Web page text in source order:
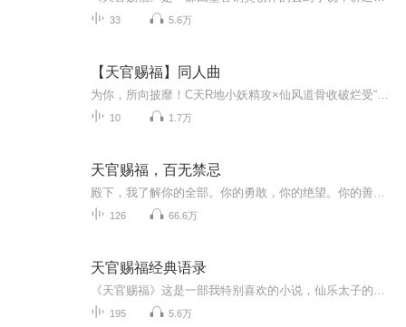
33 5.6万
【天官赐福】同人曲
10 1.7万
天官赐福，百无禁忌
126 66.6万
天官赐福经典语录
195 5.6万